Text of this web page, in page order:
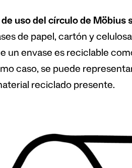
uso del círculo de Möbius
de papel, cartón y
un envase es reciclable
caso, se puede
reciclado presente.